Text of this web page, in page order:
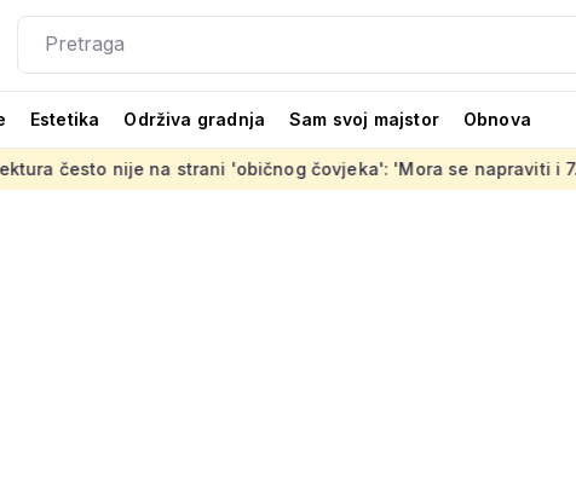
Estetika Održiva gradnja Sam svoj majstor Obnova
'običnog čovjeka': 'Mora se napraviti i 7.000 stanova koji su OK'